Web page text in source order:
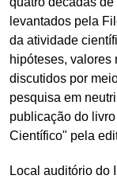
levantados pela
da atividade
hipóteses, valores
discutidos por
pesquisa em
publicação do
Científico" pela
Local auditório do